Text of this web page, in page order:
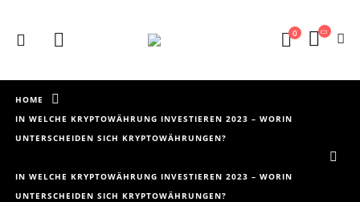
0
HOME
IN WELCHE KRYPTOWÄHRUNG INVESTIEREN 2023 – WORIN
UNTERSCHEIDEN SICH KRYPTOWÄHRUNGEN?
IN WELCHE KRYPTOWÄHRUNG INVESTIEREN 2023 – WORIN
UNTERSCHEIDEN SICH KRYPTOWÄHRUNGEN?